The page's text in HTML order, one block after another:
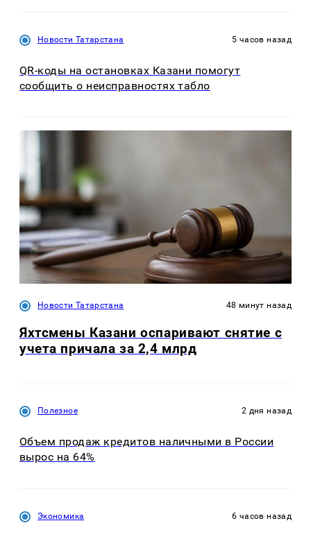
Новости Татарстана 5 часов назад
QR-коды на остановках Казани помогут
сообщить о неисправностях табло
Новости Татарстана 48 минут назад
Яхтсмены Казани оспаривают снятие с
учета причала за 2,4 млрд
Полезное 2 дня назад
Объем продаж кредитов наличными в России
вырос на 64%
Экономика 6 часов назад